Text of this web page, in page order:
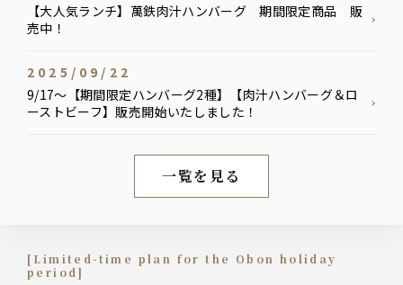
新着情報
一覧を見る
【大人気ランチ】萬鉄肉汁ハンバーグ 期間限定商品 販
売中！
2025/09/22
9/17～【期間限定ハンバーグ2種】【肉汁ハンバーグ＆ロ
ーストビーフ】販売開始いたしました！
[Limited-time plan for the Obon holiday
period]